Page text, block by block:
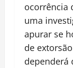
ocorrência
uma
apurar se
de
dependerá